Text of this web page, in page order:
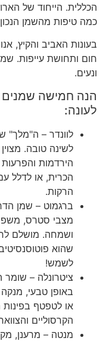
הכללית. הייחוד של
כמה טיפות מהשמן
בעונות האביב והקיץ,
חום ותחושת עייפות.
ונעים.
הנה חמישה שמנים
לעונה:
לוונדר – ה"מלך"
לשינה טובה.
הירדמות
הכרית, או לדלל
הרקות.
ברגמוט – שמן
מצבי סטרס,
ושמחה. מושלם
שהוא
לשמש!
ציטרונלה –
באופן טבעי,
או לטפטף
הקרסוליים
מנטה – מרענן,